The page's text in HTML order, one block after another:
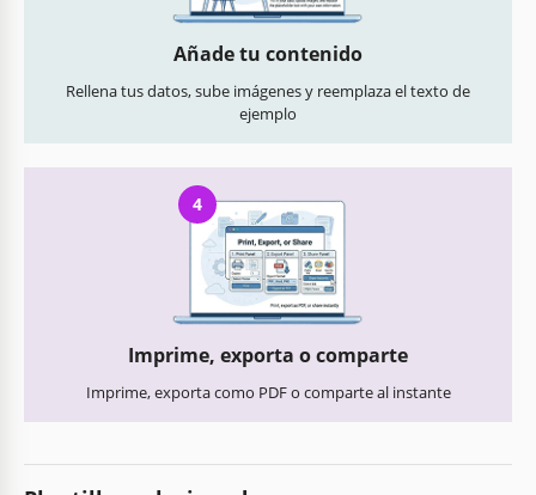
Añade tu contenido
Rellena tus datos, sube imágenes y reemplaza el texto de
ejemplo
4
Imprime, exporta o comparte
Imprime, exporta como PDF o comparte al instante